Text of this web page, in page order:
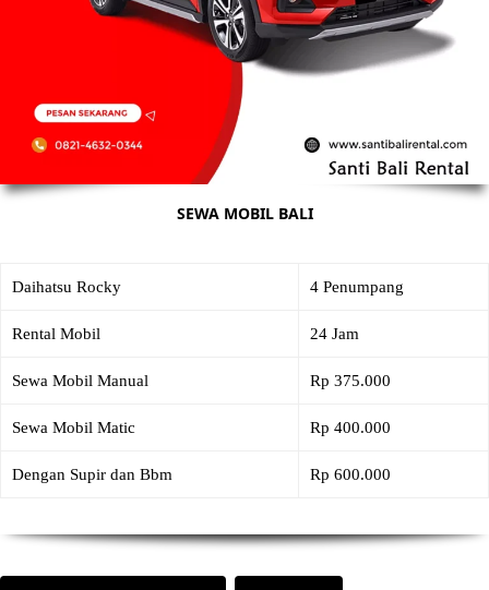
SEWA MOBIL BALI
Daihatsu Rocky 4 Penumpang
Rental Mobil 24 Jam
Sewa Mobil Manual Rp 375.000
Sewa Mobil Matic Rp 400.000
Dengan Supir dan Bbm Rp 600.000